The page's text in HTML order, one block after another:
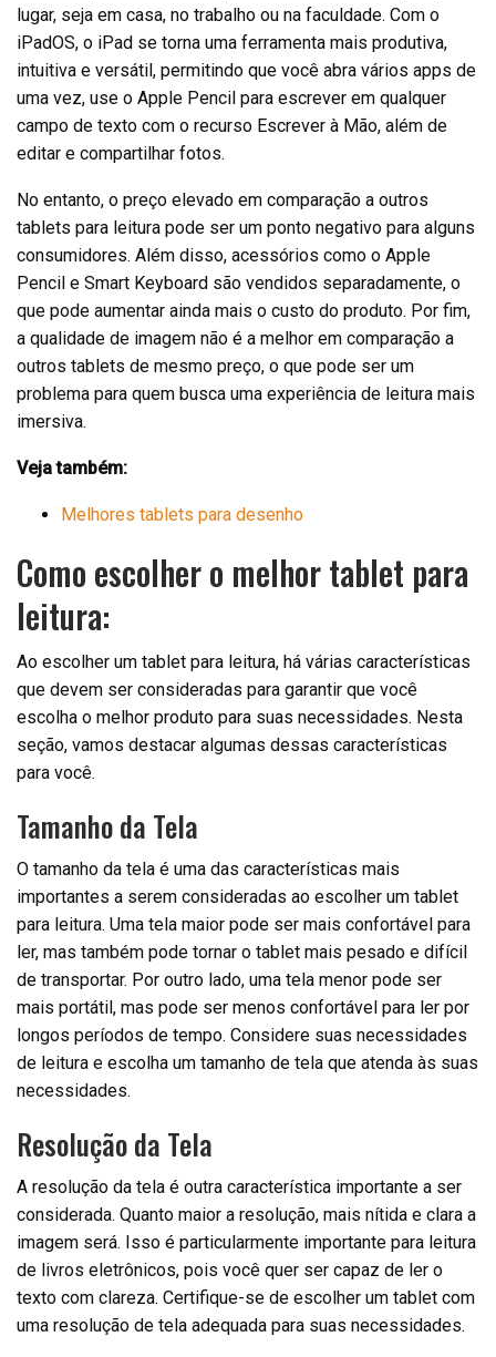
lugar, seja em casa, no trabalho ou na faculdade. Com o
iPadOS, o iPad se torna uma ferramenta mais produtiva,
intuitiva e versátil, permitindo que você abra vários apps de
uma vez, use o Apple Pencil para escrever em qualquer
campo de texto com o recurso Escrever à Mão, além de
editar e compartilhar fotos.
No entanto, o preço elevado em comparação a outros
tablets para leitura pode ser um ponto negativo para alguns
consumidores. Além disso, acessórios como o Apple
Pencil e Smart Keyboard são vendidos separadamente, o
que pode aumentar ainda mais o custo do produto. Por fim,
a qualidade de imagem não é a melhor em comparação a
outros tablets de mesmo preço, o que pode ser um
problema para quem busca uma experiência de leitura mais
imersiva.
Veja também:
Melhores tablets para desenho
Como escolher o melhor tablet para
leitura:
Ao escolher um tablet para leitura, há várias características
que devem ser consideradas para garantir que você
escolha o melhor produto para suas necessidades. Nesta
seção, vamos destacar algumas dessas características
para você.
Tamanho da Tela
O tamanho da tela é uma das características mais
importantes a serem consideradas ao escolher um tablet
para leitura. Uma tela maior pode ser mais confortável para
ler, mas também pode tornar o tablet mais pesado e difícil
de transportar. Por outro lado, uma tela menor pode ser
mais portátil, mas pode ser menos confortável para ler por
longos períodos de tempo. Considere suas necessidades
de leitura e escolha um tamanho de tela que atenda às suas
necessidades.
Resolução da Tela
A resolução da tela é outra característica importante a ser
considerada. Quanto maior a resolução, mais nítida e clara a
imagem será. Isso é particularmente importante para leitura
de livros eletrônicos, pois você quer ser capaz de ler o
texto com clareza. Certifique-se de escolher um tablet com
uma resolução de tela adequada para suas necessidades.